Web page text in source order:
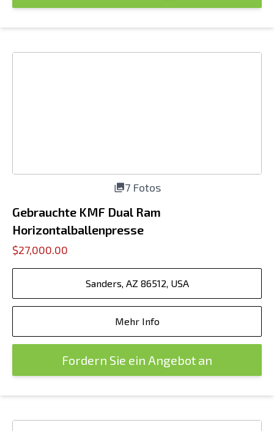
7 Fotos
Gebrauchte KMF Dual Ram
Horizontalballenpresse
$27,000.00
Sanders, AZ 86512, USA
Mehr Info
Fordern Sie ein Angebot an